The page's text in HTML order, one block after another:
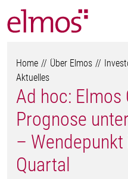
Home Über Elmos
Aktuelles
Ad hoc: Elmos
Prognose
–
Quartal